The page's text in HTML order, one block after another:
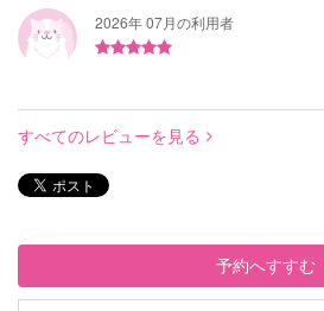
2026年 07月の利用者
すべてのレビューを見る
予約へすすむ